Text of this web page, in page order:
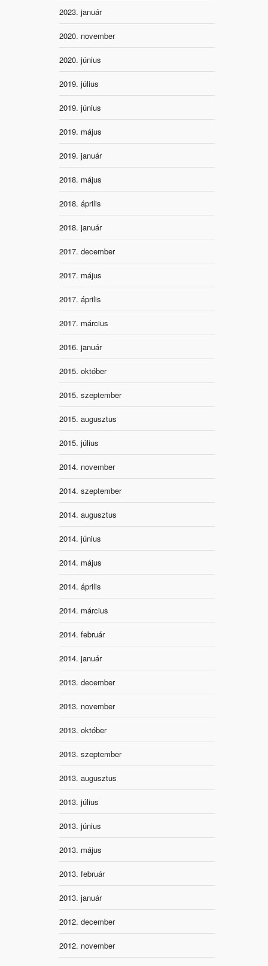
2023. január
2020. november
2020. június
2019. július
2019. június
2019. május
2019. január
2018. május
2018. április
2018. január
2017. december
2017. május
2017. április
2017. március
2016. január
2015. október
2015. szeptember
2015. augusztus
2015. július
2014. november
2014. szeptember
2014. augusztus
2014. június
2014. május
2014. április
2014. március
2014. február
2014. január
2013. december
2013. november
2013. október
2013. szeptember
2013. augusztus
2013. július
2013. június
2013. május
2013. február
2013. január
2012. december
2012. november